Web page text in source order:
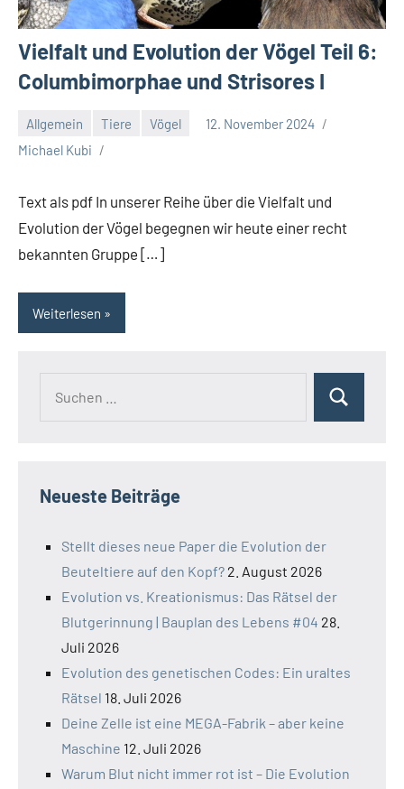
Vielfalt und Evolution der Vögel Teil 6:
Columbimorphae und Strisores I
Allgemein Tiere Vögel
12. November 2024
Michael Kubi
Text als pdf In unserer Reihe über die Vielfalt und
Evolution der Vögel begegnen wir heute einer recht
bekannten Gruppe […]
Weiterlesen
Suchen
Neueste Beiträge
Stellt dieses neue Paper die Evolution der
Beuteltiere auf den Kopf? 2. August 2026
Evolution vs. Kreationismus: Das Rätsel der
Blutgerinnung | Bauplan des Lebens #04 28.
Juli 2026
Evolution des genetischen Codes: Ein uraltes
Rätsel 18. Juli 2026
Deine Zelle ist eine MEGA-Fabrik – aber keine
Maschine 12. Juli 2026
Warum Blut nicht immer rot ist – Die Evolution